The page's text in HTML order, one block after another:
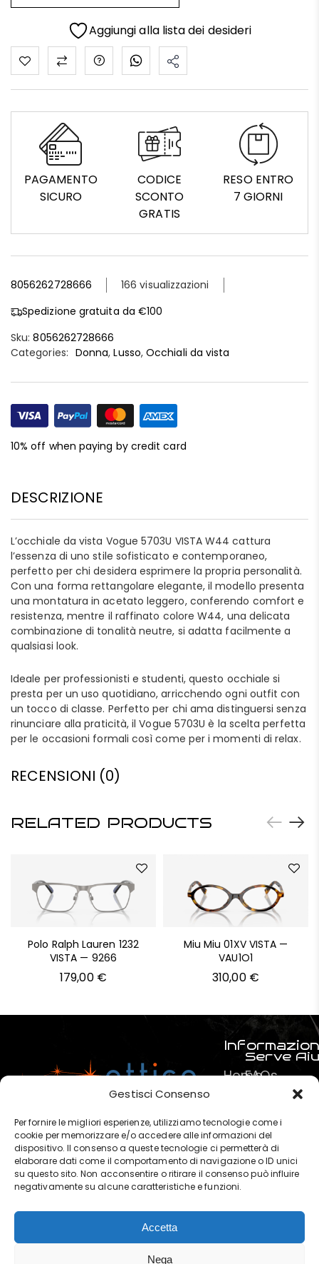
Gestisci Consenso
Per fornire le migliori esperienze, utilizziamo tecnologie come i
cookie per memorizzare e/o accedere alle informazioni del
dispositivo. Il consenso a queste tecnologie ci permetterà di
elaborare dati come il comportamento di navigazione o ID unici
su questo sito. Non acconsentire o ritirare il consenso può influire
negativamente su alcune caratteristiche e funzioni.
Accetta
Nega
Aggiungi alla lista dei desideri
PAGAMENTO
SICURO
CODICE
SCONTO
GRATIS
RESO ENTRO
7 GIORNI
8056262728666
166 visualizzazioni
Spedizione gratuita da €100
Sku: 8056262728666
Categories: Donna,Lusso,Occhiali da vista
10% off when paying by credit card
DESCRIZIONE
L’occhiale da vista Vogue 5703U VISTA W44 cattura
l’essenza di uno stile sofisticato e contemporaneo,
perfetto per chi desidera esprimere la propria personalità.
Con una forma rettangolare elegante, il modello presenta
una montatura in acetato leggero, conferendo comfort e
resistenza, mentre il raffinato colore W44, una delicata
combinazione di tonalità neutre, si adatta facilmente a
qualsiasi look.
Ideale per professionisti e studenti, questo occhiale si
presta per un uso quotidiano, arricchendo ogni outfit con
un tocco di classe. Perfetto per chi ama distinguersi senza
rinunciare alla praticità, il Vogue 5703U è la scelta perfetta
per le occasioni formali così come per i momenti di relax.
RECENSIONI (0)
RELATED PRODUCTS
Polo Ralph Lauren 1232
VISTA — 9266
179,00 €
Miu Miu 01XV VISTA —
VAU1O1
310,00 €
Home
Chi
siamo
?
Contatti
Serve
FAQs
Pagamenti
Termini e
Privacy &